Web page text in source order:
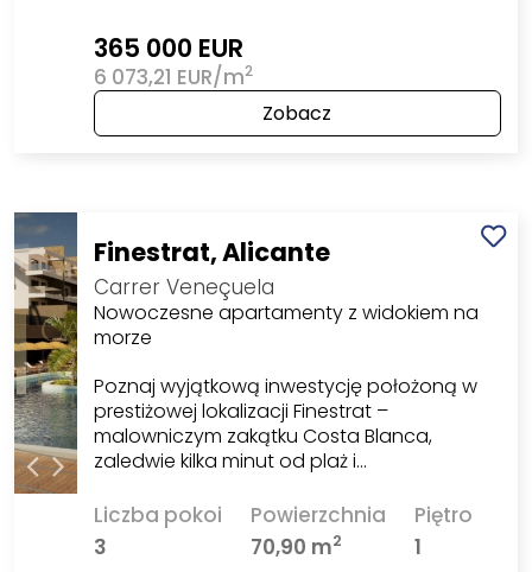
365 000 EUR
6 073,21 EUR/m2
Zobacz
Finestrat, Alicante
Carrer Veneçuela
Nowoczesne apartamenty z widokiem na
morze
Poznaj wyjątkową inwestycję położoną w
prestiżowej lokalizacji Finestrat –
malowniczym zakątku Costa Blanca,
zaledwie kilka minut od plaż i…
Liczba pokoi
3
Powierzchnia
70,90 m2
Piętro
1